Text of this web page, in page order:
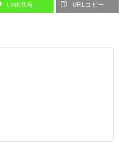
LINE共有 URLコピー